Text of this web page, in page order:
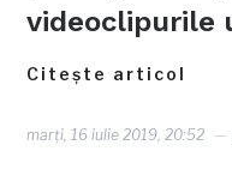
videoclipurile
Citește articol
marți, 16 iulie 2019, 20:52